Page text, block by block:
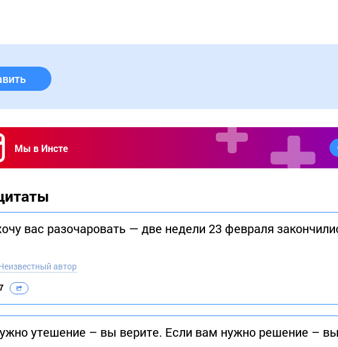
Мы в Инсте
вас разочаровать — две недели 23 февраля
автор
утешение – вы верите. Если вам нужно решение –